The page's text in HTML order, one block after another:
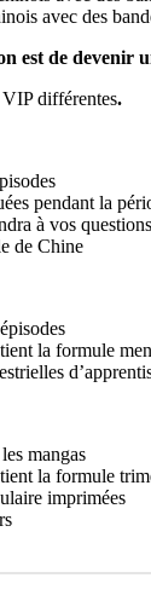
avec des
est de devenir
différentes.
pendant la
à vos
de Chine
la formule
mangas
la formule
imprimées